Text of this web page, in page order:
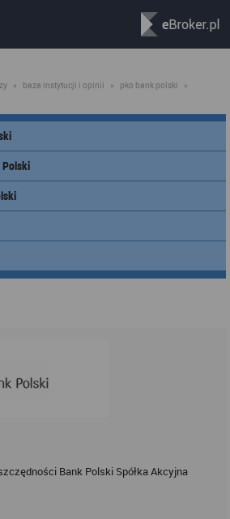
» baza instytucji i opinii » pko bank polski
»
Polski
Bank Polski Spółka Akcyjna